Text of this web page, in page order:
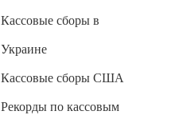
Кассовые сборы в
Украине
Кассовые сборы США
Рекорды по кассовым